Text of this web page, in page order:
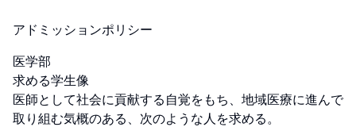
アドミッションポリシー
医学部
求める学生像
医師として社会に貢献する自覚をもち、地域医療に進んで
取り組む気概のある、次のような人を求める。